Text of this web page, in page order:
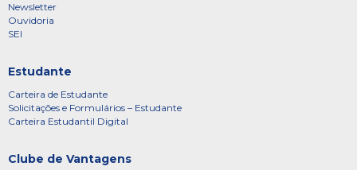
Newsletter
Ouvidoria
SEI
Estudante
Carteira de Estudante
Solicitações e Formulários – Estudante
Carteira Estudantil Digital
Clube de Vantagens